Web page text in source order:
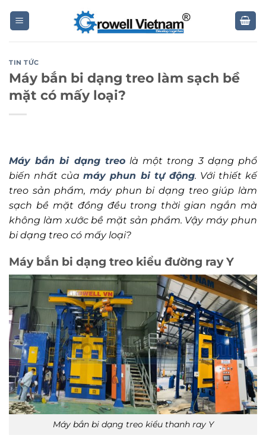
TIN TỨC
Máy bắn bi dạng treo làm sạch bề
mặt có mấy loại?
Máy bắn bi dạng treolà một trong 3 dạng phổ
biến nhất củamáy phun bi tự động. Với thiết kế
treo sản phẩm, máy phun bi dạng treo giúp làm
sạch bề mặt đồng đều trong thời gian ngắn mà
không làm xước bề mặt sản phẩm. Vậy máy phun
bi dạng treo có mấy loại?
Máy bắn bi dạng treo kiểu đường ray Y
Máy bắn bi dạng treo kiểu thanh ray Y